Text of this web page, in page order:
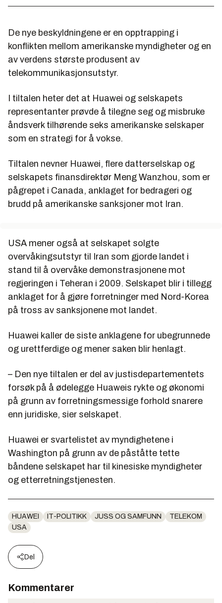
De nye beskyldningene er en opptrapping i
konflikten mellom amerikanske myndigheter og en
av verdens største produsent av
telekommunikasjonsutstyr.
I tiltalen heter det at Huawei og selskapets
representanter prøvde å tilegne seg og misbruke
åndsverk tilhørende seks amerikanske selskaper
som en strategi for å vokse.
Tiltalen nevner Huawei, flere datterselskap og
selskapets finansdirektør Meng Wanzhou, som er
pågrepet i Canada, anklaget for bedrageri og
brudd på amerikanske sanksjoner mot Iran.
USA mener også at selskapet solgte
overvåkingsutstyr til Iran som gjorde landet i
stand til å overvåke demonstrasjonene mot
regjeringen i Teheran i 2009. Selskapet blir i tillegg
anklaget for å gjøre forretninger med Nord-Korea
på tross av sanksjonene mot landet.
Huawei kaller de siste anklagene for ubegrunnede
og urettferdige og mener saken blir henlagt.
– Den nye tiltalen er del av justisdepartementets
forsøk på å ødelegge Huaweis rykte og økonomi
på grunn av forretningsmessige forhold snarere
enn juridiske, sier selskapet.
Huawei er svartelistet av myndighetene i
Washington på grunn av de påståtte tette
båndene selskapet har til kinesiske myndigheter
og etterretningstjenesten.
HUAWEI IT-POLITIKK JUSS OG SAMFUNN
TELEKOM
USA
Del
Kommentarer